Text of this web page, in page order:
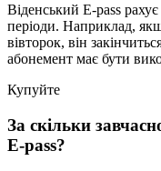
Віденський E-pass
періоди. Наприклад,
вівторок, він
абонемент має бути
Купуйте
За скільки
E-pass?